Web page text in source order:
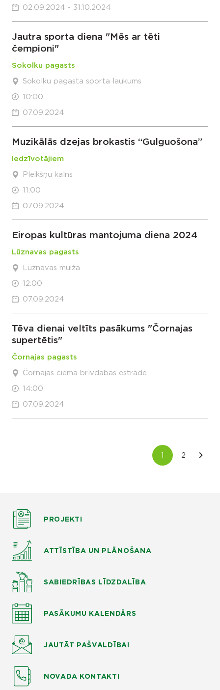
02.09.2024 - 31.10.2024
Jautra sporta diena "Mēs ar tēti
čempioni"
Sokolku pagasts
Sokolku pagasta sporta laukums
10:00
07.09.2024
Muzikālās dzejas brokastis “Gulguošona”
Iedzīvotājiem
Pleikšņu kalns
11:00
07.09.2024
Eiropas kultūras mantojuma diena 2024
Lūznavas pagasts
Lūznavas muiža
12:00
07.09.2024
Tēva dienai veltīts pasākums "Čornajas
supertētis"
Čornajas pagasts
Čornajas ciema brīvdabas estrāde
14:00
07.09.2024
PROJEKTI
ATTĪSTĪBA UN PLĀNOŠANA
SABIEDRĪBAS LĪDZDALĪBA
PASĀKUMU KALENDĀRS
JAUTĀT PAŠVALDĪBAI
NOVADA KONTAKTI